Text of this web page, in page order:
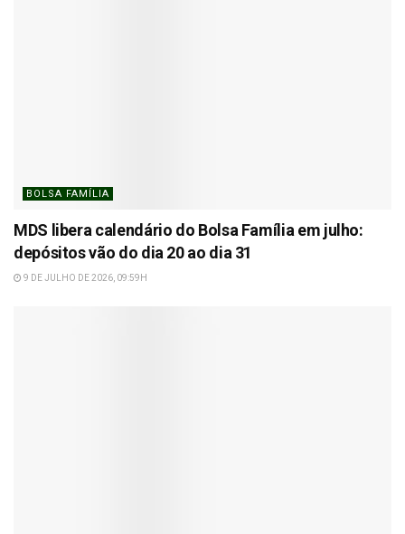
BOLSA FAMÍLIA
MDS libera calendário do Bolsa Família em julho:
depósitos vão do dia 20 ao dia 31
9 DE JULHO DE 2026, 09:59H